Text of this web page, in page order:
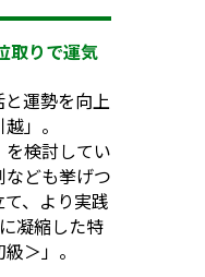
取りで運気
運勢を向上
」。
を検討してい
ども挙げつ
、より実践
凝縮した特
＞」。